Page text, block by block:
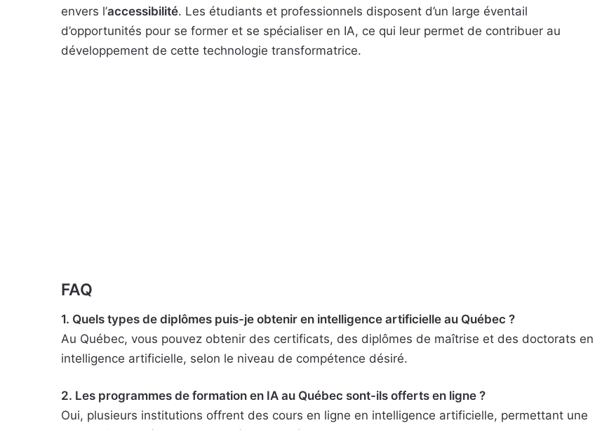
envers l’accessibilité. Les étudiants et professionnels disposent d’un large éventail
d’opportunités pour se former et se spécialiser en IA, ce qui leur permet de contribuer au
développement de cette technologie transformatrice.
FAQ
1. Quels types de diplômes puis-je obtenir en intelligence artificielle au Québec ?
Au Québec, vous pouvez obtenir des certificats, des diplômes de maîtrise et des doctorats en
intelligence artificielle, selon le niveau de compétence désiré.
2. Les programmes de formation en IA au Québec sont-ils offerts en ligne ?
Oui, plusieurs institutions offrent des cours en ligne en intelligence artificielle, permettant une